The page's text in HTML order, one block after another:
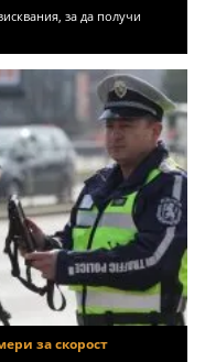
за да получи
за скорост